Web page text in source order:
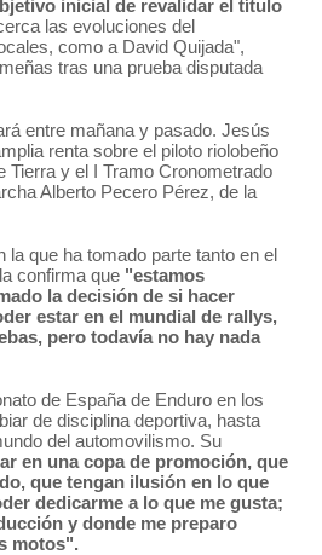
inicial de revalidar el título
las evoluciones del
como a David Quijada",
tras una prueba disputada
entre mañana y pasado. Jesús
renta sobre el piloto riolobeño
Tierra y el I Tramo Cronometrado
Alberto Pecero Pérez, de la
que ha tomado parte tanto en el
confirma que "estamos
la decisión de si hacer
estar en el mundial de rallys,
pero todavía no hay nada
de España de Enduro en los
de disciplina deportiva, hasta
del automovilismo. Su
en una copa de promoción, que
que tengan ilusión en lo que
dedicarme a lo que me gusta;
y donde me preparo
motos".